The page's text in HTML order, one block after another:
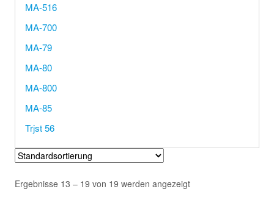
MA-516
MA-700
MA-79
MA-80
MA-800
MA-85
Trjst 56
Ergebnisse 13 – 19 von 19 werden angezeigt